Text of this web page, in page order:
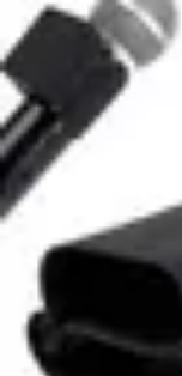
Mariage et Union
Musique et Animation
Culturelles
Cérémonie
Mariage et Union